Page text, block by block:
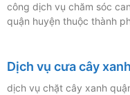
công dịch vụ chăm sóc
quận huyện thuộc thành
Dịch vụ cưa cây
dịch vụ chặt cây xanh